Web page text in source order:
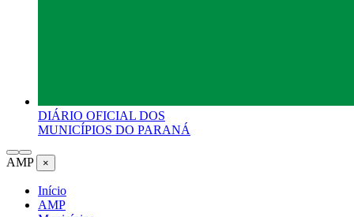
DIÁRIO OFICIAL DOS
MUNICÍPIOS DO PARANÁ
AMP ×
Início
AMP